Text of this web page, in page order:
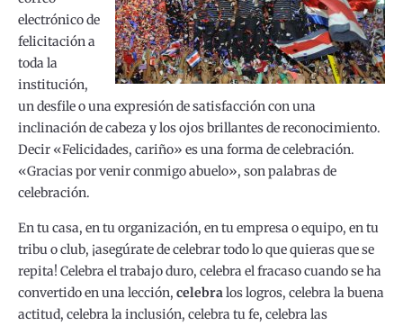
electrónico de
felicitación a
toda la
institución,
un desfile o una expresión de satisfacción con una
inclinación de cabeza y los ojos brillantes de reconocimiento.
Decir «Felicidades, cariño» es una forma de celebración.
«Gracias por venir conmigo abuelo», son palabras de
celebración.
En tu casa, en tu organización, en tu empresa o equipo, en tu
tribu o club, ¡asegúrate de celebrar todo lo que quieras que se
repita! Celebra el trabajo duro, celebra el fracaso cuando se ha
convertido en una lección, celebra los logros, celebra la buena
actitud, celebra la inclusión, celebra tu fe, celebra las